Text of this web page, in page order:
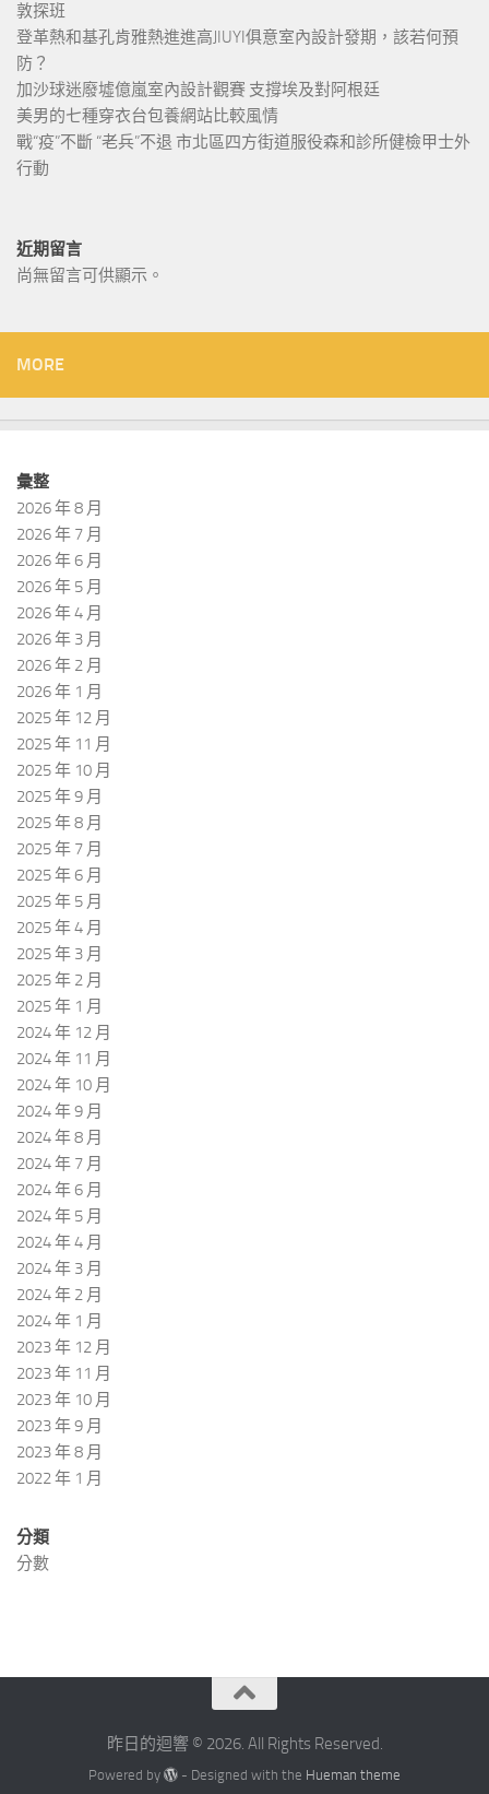
敦探班
登革熱和基孔肯雅熱進進高JIUYI俱意室內設計發期，該若何預
防？
加沙球迷廢墟億嵐室內設計觀賽 支撐埃及對阿根廷
美男的七種穿衣台包養網站比較風情
戰“疫”不斷 “老兵”不退 市北區四方街道服役森和診所健檢甲士外
行動
近期留言
尚無留言可供顯示。
MORE
彙整
2026 年 8 月
2026 年 7 月
2026 年 6 月
2026 年 5 月
2026 年 4 月
2026 年 3 月
2026 年 2 月
2026 年 1 月
2025 年 12 月
2025 年 11 月
2025 年 10 月
2025 年 9 月
2025 年 8 月
2025 年 7 月
2025 年 6 月
2025 年 5 月
2025 年 4 月
2025 年 3 月
2025 年 2 月
2025 年 1 月
2024 年 12 月
2024 年 11 月
2024 年 10 月
2024 年 9 月
2024 年 8 月
2024 年 7 月
2024 年 6 月
2024 年 5 月
2024 年 4 月
2024 年 3 月
2024 年 2 月
2024 年 1 月
2023 年 12 月
2023 年 11 月
2023 年 10 月
2023 年 9 月
2023 年 8 月
2022 年 1 月
分類
分數
昨日的迴響 © 2026. All Rights Reserved.
Powered by - Designed with the Hueman theme